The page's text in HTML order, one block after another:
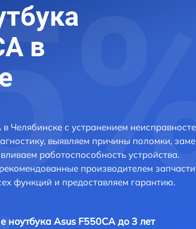
в
Челябинске с устранением
выявляем причины поломки,
работоспособность устройства.
производителем
функций и предоставляем гарантию.
ноутбука Asus F550CA до 3 лет